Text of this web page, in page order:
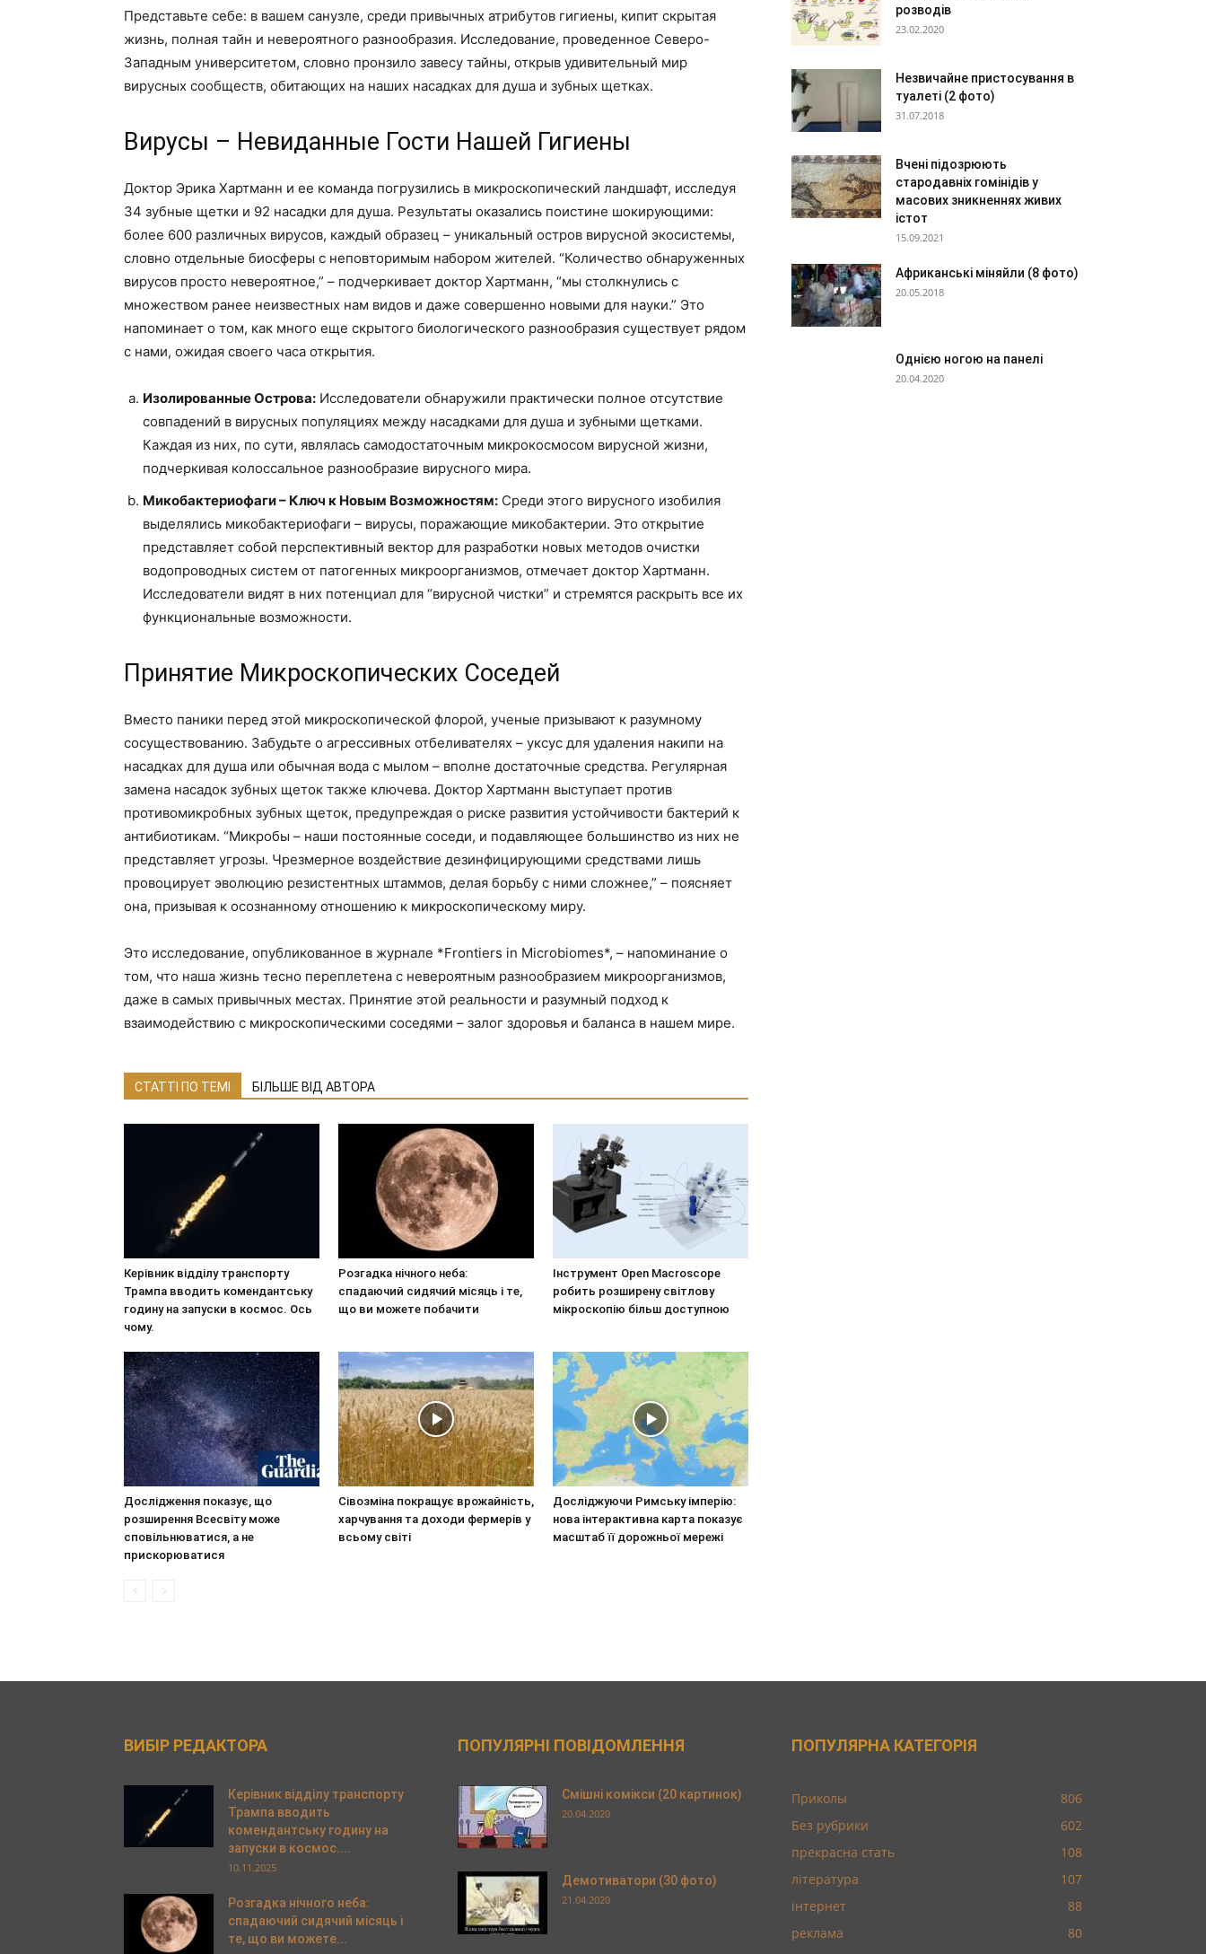
Представьте себе: в вашем санузле, среди привычных атрибутов гигиены, кипит скрытая
жизнь, полная тайн и невероятного разнообразия. Исследование, проведенное Северо-
Западным университетом, словно пронзило завесу тайны, открыв удивительный мир
вирусных сообществ, обитающих на наших насадках для душа и зубных щетках.
Вирусы – Невиданные Гости Нашей Гигиены
Доктор Эрика Хартманн и ее команда погрузились в микроскопический ландшафт, исследуя
34 зубные щетки и 92 насадки для душа. Результаты оказались поистине шокирующими:
более 600 различных вирусов, каждый образец – уникальный остров вирусной экосистемы,
словно отдельные биосферы с неповторимым набором жителей. “Количество обнаруженных
вирусов просто невероятное,” – подчеркивает доктор Хартманн, “мы столкнулись с
множеством ранее неизвестных нам видов и даже совершенно новыми для науки.” Это
напоминает о том, как много еще скрытого биологического разнообразия существует рядом
с нами, ожидая своего часа открытия.
Изолированные Острова: Исследователи обнаружили практически полное отсутствие
совпадений в вирусных популяциях между насадками для душа и зубными щетками.
Каждая из них, по сути, являлась самодостаточным микрокосмосом вирусной жизни,
подчеркивая колоссальное разнообразие вирусного мира.
Микобактериофаги – Ключ к Новым Возможностям: Среди этого вирусного изобилия
выделялись микобактериофаги – вирусы, поражающие микобактерии. Это открытие
представляет собой перспективный вектор для разработки новых методов очистки
водопроводных систем от патогенных микроорганизмов, отмечает доктор Хартманн.
Исследователи видят в них потенциал для “вирусной чистки” и стремятся раскрыть все их
функциональные возможности.
Принятие Микроскопических Соседей
Вместо паники перед этой микроскопической флорой, ученые призывают к разумному
сосуществованию. Забудьте о агрессивных отбеливателях – уксус для удаления накипи на
насадках для душа или обычная вода с мылом – вполне достаточные средства. Регулярная
замена насадок зубных щеток также ключева. Доктор Хартманн выступает против
противомикробных зубных щеток, предупреждая о риске развития устойчивости бактерий к
антибиотикам. “Микробы – наши постоянные соседи, и подавляющее большинство из них не
представляет угрозы. Чрезмерное воздействие дезинфицирующими средствами лишь
провоцирует эволюцию резистентных штаммов, делая борьбу с ними сложнее,” – поясняет
она, призывая к осознанному отношению к микроскопическому миру.
Это исследование, опубликованное в журнале *Frontiers in Microbiomes*, – напоминание о
том, что наша жизнь тесно переплетена с невероятным разнообразием микроорганизмов,
даже в самых привычных местах. Принятие этой реальности и разумный подход к
взаимодействию с микроскопическими соседями – залог здоровья и баланса в нашем мире.
СТАТТІ ПО ТЕМІ БІЛЬШЕ ВІД АВТОРА
Керівник відділу транспорту
Трампа вводить комендантську
годину на запуски в космос. Ось
чому.
Розгадка нічного неба:
спадаючий сидячий місяць і те,
що ви можете побачити
Інструмент Open Macroscope
робить розширену світлову
мікроскопію більш доступною
Дослідження показує, що
розширення Всесвіту може
сповільнюватися, а не
прискорюватися
Сівозміна покращує врожайність,
харчування та доходи фермерів у
всьому світі
Досліджуючи Римську імперію:
нова інтерактивна карта показує
масштаб її дорожньої мережі
розводів
23.02.2020
Незвичайне пристосування в
туалеті (2 фото)
31.07.2018
Вчені підозрюють
стародавніх гомінідів у
масових зникненнях живих
істот
15.09.2021
Африканські міняйли (8 фото)
20.05.2018
Однією ногою на панелі
20.04.2020
ВИБІР РЕДАКТОРА
Керівник відділу транспорту
Трампа вводить
комендантську годину на
запуски в космос....
10.11.2025
Розгадка нічного неба:
спадаючий сидячий місяць і
те, що ви можете...
ПОПУЛЯРНІ ПОВІДОМЛЕННЯ
Смішні комікси (20 картинок)
20.04.2020
Демотиватори (30 фото)
21.04.2020
ПОПУЛЯРНА КАТЕГОРІЯ
Приколы
806
Без рубрики
602
прекрасна стать
108
література
107
інтернет
88
реклама
80